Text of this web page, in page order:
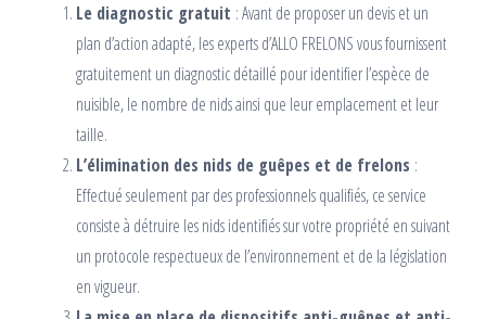
Le diagnostic gratuit : Avant de proposer un devis et un
plan d’action adapté, les experts d’ALLO FRELONS vous fournissent
gratuitement un diagnostic détaillé pour identifier l’espèce de
nuisible, le nombre de nids ainsi que leur emplacement et leur
taille.
L’élimination des nids de guêpes et de frelons :
Effectué seulement par des professionnels qualifiés, ce service
consiste à détruire les nids identifiés sur votre propriété en suivant
un protocole respectueux de l’environnement et de la législation
en vigueur.